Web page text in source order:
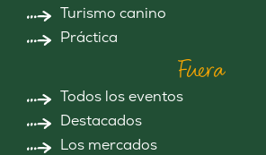
Turismo canino
Práctica
Fuera
Todos los eventos
Destacados
Los mercados